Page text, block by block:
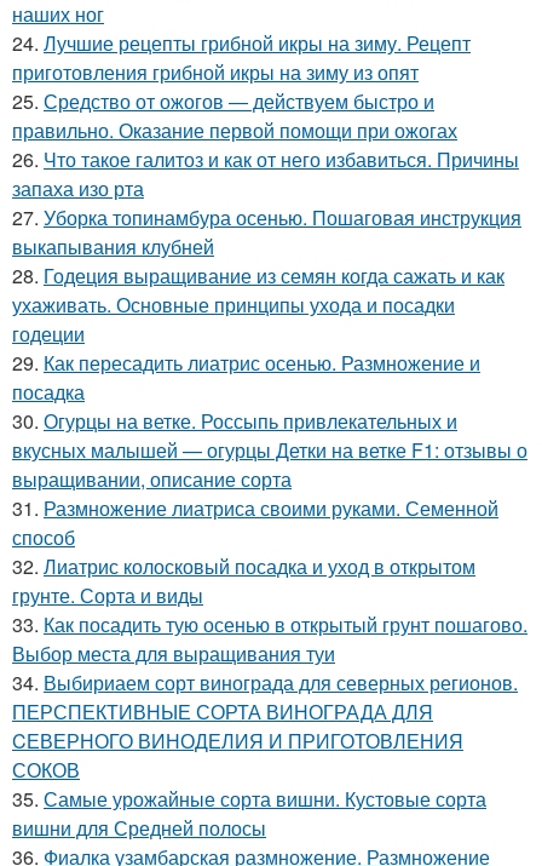
наших ног
24. Лучшие рецепты грибной икры на зиму. Рецепт
приготовления грибной икры на зиму из опят
25. Средство от ожогов ― действуем быстро и
правильно. Оказание первой помощи при ожогах
26. Что такое галитоз и как от него избавиться. Причины
запаха изо рта
27. Уборка топинамбура осенью. Пошаговая инструкция
выкапывания клубней
28. Годеция выращивание из семян когда сажать и как
ухаживать. Основные принципы ухода и посадки
годеции
29. Как пересадить лиатрис осенью. Размножение и
посадка
30. Огурцы на ветке. Россыпь привлекательных и
вкусных малышей — огурцы Детки на ветке F1: отзывы о
выращивании, описание сорта
31. Размножение лиатриса своими руками. Семенной
способ
32. Лиатрис колосковый посадка и уход в открытом
грунте. Сорта и виды
33. Как посадить тую осенью в открытый грунт пошагово.
Выбор места для выращивания туи
34. Выбириаем сорт винограда для северных регионов.
ПЕРСПЕКТИВНЫЕ СОРТА ВИНОГРАДА ДЛЯ
CЕВЕРНОГО ВИНОДЕЛИЯ И ПРИГОТОВЛЕНИЯ
СОКОВ
35. Самые урожайные сорта вишни. Кустовые сорта
вишни для Средней полосы
36. Фиалка узамбарская размножение. Размножение